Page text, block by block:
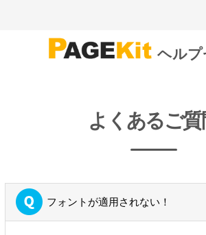
ヘルプ
よくあるご質
フォントが適用されない！